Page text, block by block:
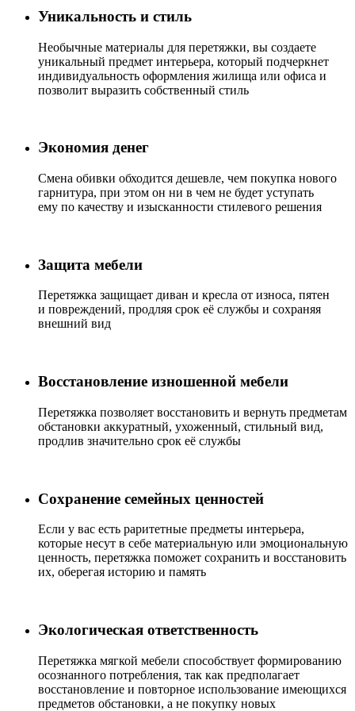
Уникальность и стиль
Необычные материалы для перетяжки, вы создаете
уникальный предмет интерьера, который подчеркнет
индивидуальность оформления жилища или офиса и
позволит выразить собственный стиль
Экономия денег
Смена обивки обходится дешевле, чем покупка нового
гарнитура, при этом он ни в чем не будет уступать
ему по качеству и изысканности стилевого решения
Защита мебели
Перетяжка защищает диван и кресла от износа, пятен
и повреждений, продляя срок её службы и сохраняя
внешний вид
Восстановление изношенной мебели
Перетяжка позволяет восстановить и вернуть предметам
обстановки аккуратный, ухоженный, стильный вид,
продлив значительно срок её службы
Сохранение семейных ценностей
Если у вас есть раритетные предметы интерьера,
которые несут в себе материальную или эмоциональную
ценность, перетяжка поможет сохранить и восстановить
их, оберегая историю и память
Экологическая ответственность
Перетяжка мягкой мебели способствует формированию
осознанного потребления, так как предполагает
восстановление и повторное использование имеющихся
предметов обстановки, а не покупку новых